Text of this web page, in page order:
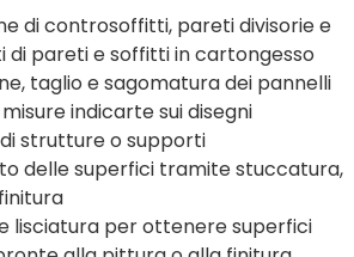
di controsoffitti, pareti divisorie e
di pareti e soffitti in cartongesso
taglio e sagomatura dei pannelli
indicarte sui disegni
strutture o supporti
delle superfici tramite stuccatura,
lisciatura per ottenere superfici